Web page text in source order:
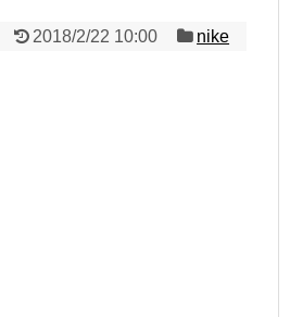
2018/2/22 10:00 nike